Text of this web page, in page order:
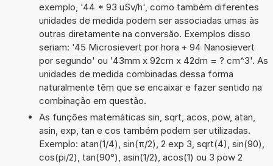
exemplo, '44 * 93 uSv/h', como também diferentes
unidades de medida podem ser associadas umas às
outras diretamente na conversão. Exemplos disso
seriam: '45 Microsievert por hora + 94 Nanosievert
por segundo' ou '43mm x 92cm x 42dm = ? cm^3'. As
unidades de medida combinadas dessa forma
naturalmente têm que se encaixar e fazer sentido na
combinação em questão.
As funções matemáticas sin, sqrt, acos, pow, atan,
asin, exp, tan e cos também podem ser utilizadas.
Exemplo: atan(1/4), sin(π/2), 2 exp 3, sqrt(4), sin(90),
cos(pi/2), tan(90°), asin(1/2), acos(1) ou 3 pow 2